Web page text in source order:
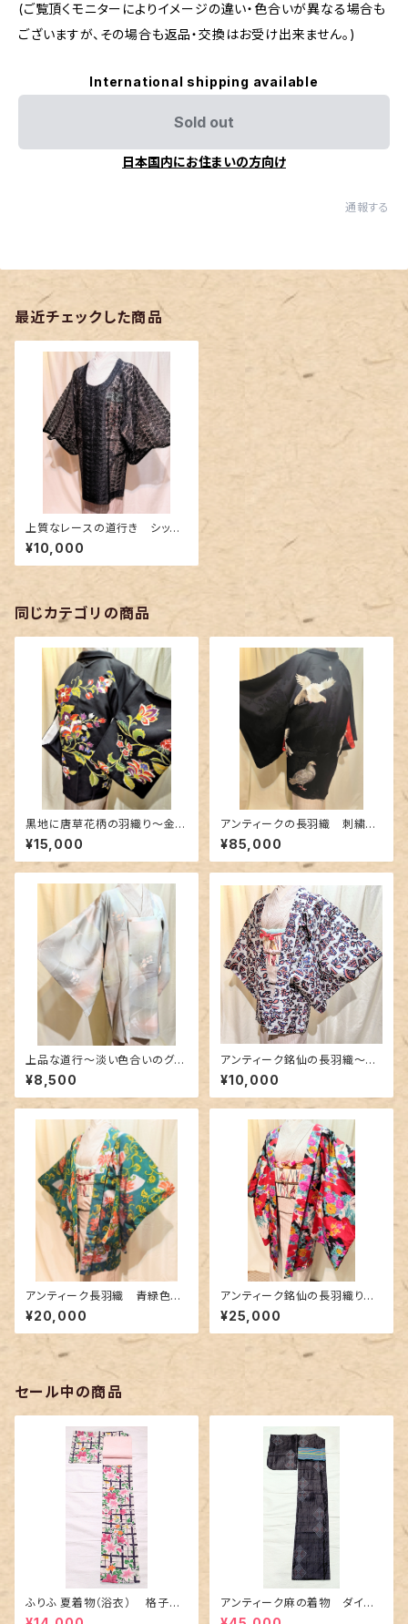
(ご覧頂くモニターによりイメージの違い・色合いが異なる場合も
ございますが、その場合も返品・交換はお受け出来ません。)
International shipping available
Sold out
日本国内にお住まいの方向け
通報する
最近チェックした商品
上質なレースの道行き シック
な黒地
¥10,000
同じカテゴリの商品
黒地に唐草花柄の羽織り〜金彩
と金駒刺繍〜
¥15,000
アンティークの長羽織 刺繍〜
鳩柄の逸品〜
¥85,000
上品な道行〜淡い色合いのグラ
デーション〜
¥8,500
アンティーク銘仙の長羽織〜絵
本のような柄〜
¥10,000
アンティーク長羽織 青緑色に
蔦唐草花柄〜銘仙〜
¥20,000
アンティーク銘仙の長羽織り～
カラフルな花柄に花緑青色の差
し色～
¥25,000
セール中の商品
ふりふ 夏着物（浴衣） 格子に
百合や秋草花
アンティーク麻の着物 ダイヤ
に市松柄の上布